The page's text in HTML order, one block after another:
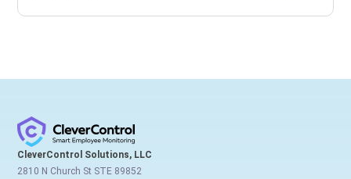
CleverControl Solutions, LLC
2810 N Church St STE 89852